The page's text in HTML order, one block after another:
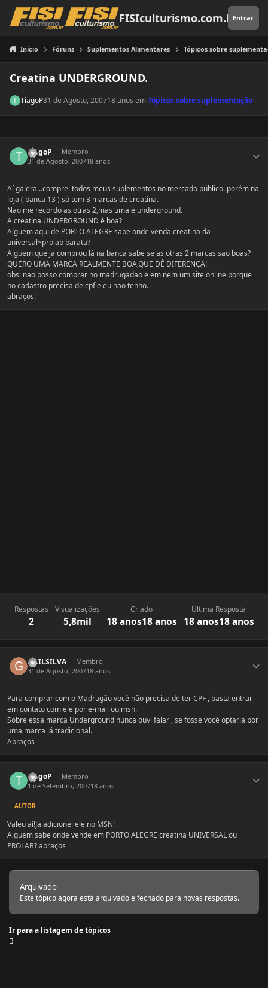
Pular para o conteúdo
FISIculturismo.com.brEntrar
Início Fóruns Suplementos Alimentares Tópicos sobre
Creatina UNDERGROUND.
TiagoP31 de Agosto, 200718 anos emTópicos sobre suplementação
TiagoP
Membro
31 de Agosto, 200718 anos
Aí galera...comprei todos meus suplementos no mercado público. porém na
loja ( banca 13 ) só tem 3 marcas de creatina.
Nao me recordo as otras 2,mas uma é underground.
A creatina UNDERGROUND é boa?
Alguem aqui de PORTO ALEGRE sabe onde venda creatina da
universal~prolab barata?
Alguem que ja comprou lá na banca sabe se as otras 2 marcas sao boas?
QUERO UMA MARCA REALMENTE BOA,QUE DÊ DIFERENÇA!
obs: nao posso comprar no madrugadao e em nem um site online porque
no cadastro precisa de cpf e eu nao tenho.
abraços!
Respostas
2
Visualizações
5,8mil
Criado
18 anos18 anos
Última Resposta
18 anos18 anos
GUILSILVA
Membro
31 de Agosto, 200718 anos
Para comprar com o Madrugão você não precisa de ter CPF , basta entrar
em contato com ele por e-mail ou msn.
Sobre essa marca Underground nunca ouvi falar , se fosse você optaria por
uma marca já tradicional.
Abraços
TiagoP
Membro
1 de Setembro, 200718 anos
AUTOR
Valeu aí!Já adicionei ele no MSN!
Alguem sabe onde vende em PORTO ALEGRE creatina UNIVERSAL ou
PROLAB? abraços
Arquivado
Este tópico agora está arquivado e fechado para novas respostas.
Ir para a listagem de tópicos